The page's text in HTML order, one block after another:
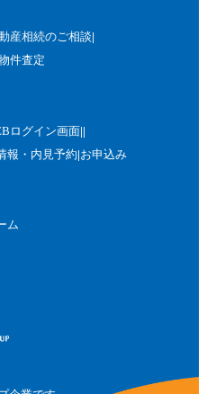
産相続のご相談
件査定
ログイン画面
報・内見予約 お申込み
ム